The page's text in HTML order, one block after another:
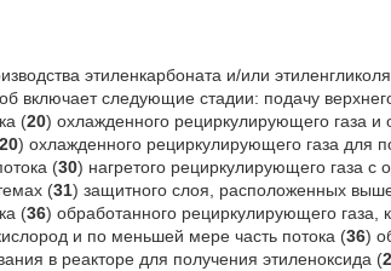
этиленкарбоната и/или
включает следующие стадии: подачу
(20) охлажденного рециркулирующего газа и
20) охлажденного рециркулирующего газа для
(30) нагретого рециркулирующего газа с
(31) защитного слоя, расположенных
(36) обработанного рециркулирующего газа,
и по меньшей мере часть потока (36)
в реакторе для получения этиленоксида (